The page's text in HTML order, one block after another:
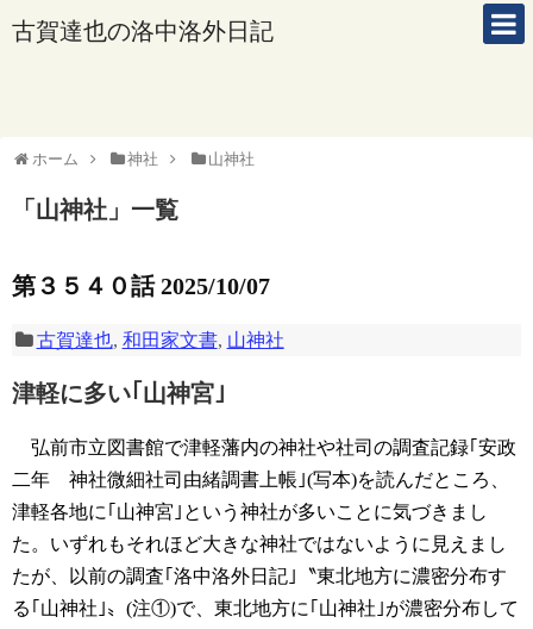
古賀達也の洛中洛外日記
ホーム 神社 山神社
「 山神社 」 一覧
第３５４０話 2025/10/07
古賀達也, 和田家文書, 山神社
津軽に多い｢山神宮｣
弘前市立図書館で津軽藩内の神社や社司の調査記録｢安政
二年 神社微細社司由緒調書上帳｣(写本)を読んだところ、
津軽各地に｢山神宮｣という神社が多いことに気づきまし
た。いずれもそれほど大きな神社ではないように見えまし
たが、以前の調査｢洛中洛外日記｣〝東北地方に濃密分布す
る｢山神社｣〟(注①)で、東北地方に｢山神社｣が濃密分布して